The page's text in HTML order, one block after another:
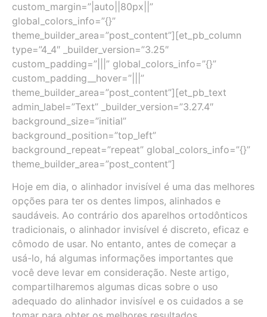
custom_margin=”|auto||80px||”
global_colors_info=”{}”
theme_builder_area=”post_content”][et_pb_column
type=”4_4″ _builder_version=”3.25″
custom_padding=”|||” global_colors_info=”{}”
custom_padding__hover=”|||”
theme_builder_area=”post_content”][et_pb_text
admin_label=”Text” _builder_version=”3.27.4″
background_size=”initial”
background_position=”top_left”
background_repeat=”repeat” global_colors_info=”{}”
theme_builder_area=”post_content”]
Hoje em dia, o alinhador invisível é uma das melhores
opções para ter os dentes limpos, alinhados e
saudáveis. Ao contrário dos aparelhos ortodônticos
tradicionais, o alinhador invisível é discreto, eficaz e
cômodo de usar. No entanto, antes de começar a
usá-lo, há algumas informações importantes que
você deve levar em consideração. Neste artigo,
compartilharemos algumas dicas sobre o uso
adequado do alinhador invisível e os cuidados a se